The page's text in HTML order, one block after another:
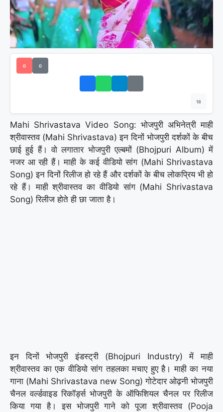
0 0
18
Mahi Shrivastava Video Song: भोजपुरी अभिनेत्री माही
श्रीवास्तव (Mahi Shrivastava) इन दिनों भोजपुरी दर्शकों के बीच
छाई हुई हैं। वो लगातार भोजपुरी एल्बमों (Bhojpuri Album) में
नजर आ रही हैं। माही के कई वीडियो सांग (Mahi Shrivastava
Song) इन दिनों रिलीज हो रहे हैं और दर्शकों के बीच लोकप्रिय भी हो
रहे हैं। माही श्रीवास्तव का वीडियो सांग (Mahi Shrivastava
Song) रिलीज होते ही छा जाता है।
इन दिनों भोजपुरी इंडस्ट्री (Bhojpuri Industry) में माही
श्रीवास्तव का एक वीडियो सांग तहलका मचाए हुए है। माही का नया
गाना (Mahi Shrivastava new Song) गोटेदार ओढ़नी भोजपुरी
चैनल वर्ल्डवाइड रिकॉर्ड्स भोजपुरी के ऑफिशियल चैनल पर रिलीज
किया गया है। इस भोजपुरी गाने को पूजा श्रीवास्तव (Pooja